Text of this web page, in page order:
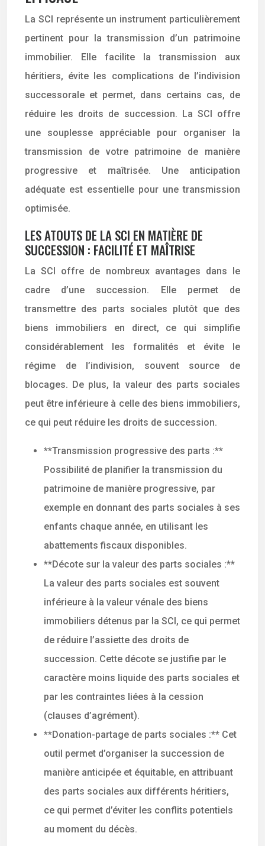
La SCI représente un instrument particulièrement
pertinent pour la transmission d’un patrimoine
immobilier. Elle facilite la transmission aux
héritiers, évite les complications de l’indivision
successorale et permet, dans certains cas, de
réduire les droits de succession. La SCI offre
une souplesse appréciable pour organiser la
transmission de votre patrimoine de manière
progressive et maîtrisée. Une anticipation
adéquate est essentielle pour une transmission
optimisée.
LES ATOUTS DE LA SCI EN MATIÈRE DE
SUCCESSION : FACILITÉ ET MAÎTRISE
La SCI offre de nombreux avantages dans le
cadre d’une succession. Elle permet de
transmettre des parts sociales plutôt que des
biens immobiliers en direct, ce qui simplifie
considérablement les formalités et évite le
régime de l’indivision, souvent source de
blocages. De plus, la valeur des parts sociales
peut être inférieure à celle des biens immobiliers,
ce qui peut réduire les droits de succession.
**Transmission progressive des parts :**
Possibilité de planifier la transmission du
patrimoine de manière progressive, par
exemple en donnant des parts sociales à ses
enfants chaque année, en utilisant les
abattements fiscaux disponibles.
**Décote sur la valeur des parts sociales :**
La valeur des parts sociales est souvent
inférieure à la valeur vénale des biens
immobiliers détenus par la SCI, ce qui permet
de réduire l’assiette des droits de
succession. Cette décote se justifie par le
caractère moins liquide des parts sociales et
par les contraintes liées à la cession
(clauses d’agrément).
**Donation-partage de parts sociales :** Cet
outil permet d’organiser la succession de
manière anticipée et équitable, en attribuant
des parts sociales aux différents héritiers,
ce qui permet d’éviter les conflits potentiels
au moment du décès.